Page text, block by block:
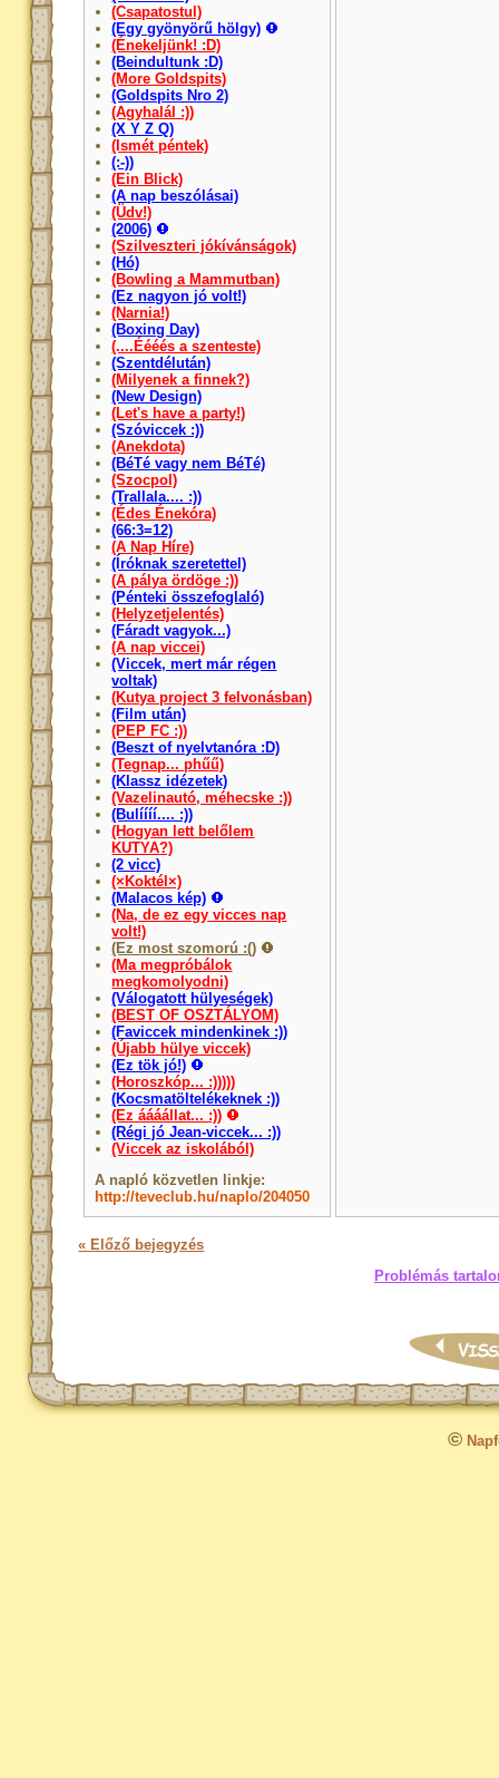
(Csapatostul)
(Egy gyönyörű hölgy)
(Énekeljünk! :D)
(Beindultunk :D)
(More Goldspits)
(Goldspits Nro 2)
(Agyhalál :))
(X Y Z Q)
(Ismét péntek)
(:-))
(Ein Blick)
(A nap beszólásai)
(Üdv!)
(2006)
(Szilveszteri jókívánságok)
(Hó)
(Bowling a Mammutban)
(Ez nagyon jó volt!)
(Narnia!)
(Boxing Day)
(....Éééés a szenteste)
(Szentdélután)
(Milyenek a finnek?)
(New Design)
(Let's have a party!)
(Szóviccek :))
(Anekdota)
(BéTé vagy nem BéTé)
(Szocpol)
(Trallala.... :))
(Édes Énekóra)
(66:3=12)
(A Nap Híre)
(Íróknak szeretettel)
(A pálya ördöge :))
(Pénteki összefoglaló)
(Helyzetjelentés)
(Fáradt vagyok...)
(A nap viccei)
(Viccek, mert már régen
voltak)
(Kutya project 3 felvonásban)
(Film után)
(PEP FC :))
(Beszt of nyelvtanóra :D)
(Tegnap... phűű)
(Klassz idézetek)
(Vazelinautó, méhecske :))
(Bulíííí.... :))
(Hogyan lett belőlem
KUTYA?)
(2 vicc)
(×Koktél×)
(Malacos kép)
(Na, de ez egy vicces nap
volt!)
(Ez most szomorú :()
(Ma megpróbálok
megkomolyodni)
(Válogatott hülyeségek)
(BEST OF OSZTÁLYOM)
(Faviccek mindenkinek :))
(Újabb hülye viccek)
(Ez tök jó!)
(Horoszkóp... :)))))
(Kocsmatöltelékeknek :))
(Ez áááállat... :))
(Régi jó Jean-viccek... :))
(Viccek az iskolából)
A napló közvetlen linkje:
http://teveclub.hu/naplo/204050
« Előző bejegyzés
Problémás
©